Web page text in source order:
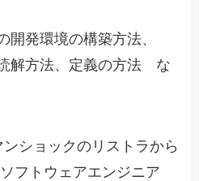
開発環境の構築方法、
解方法、定義の方法 な
ショックのリストラから
フトウェアエンジニア